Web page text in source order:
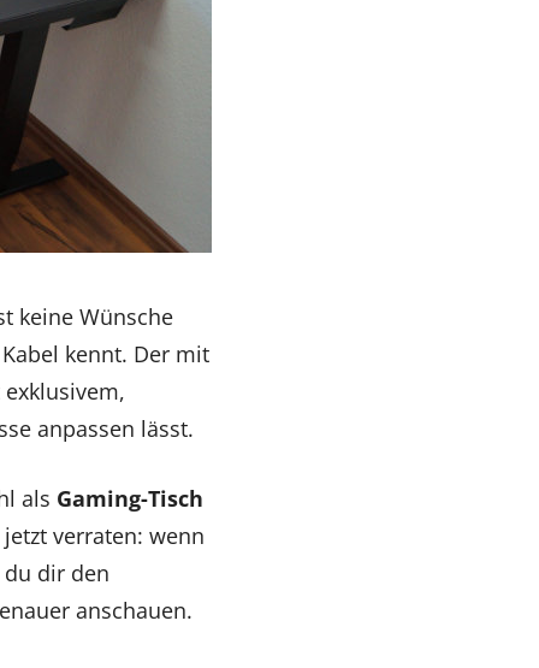
keine Wünsche
kennt. Der mit
anpassen lässt.
als Gaming-Tisch
verraten: wenn
dir den
anschauen.